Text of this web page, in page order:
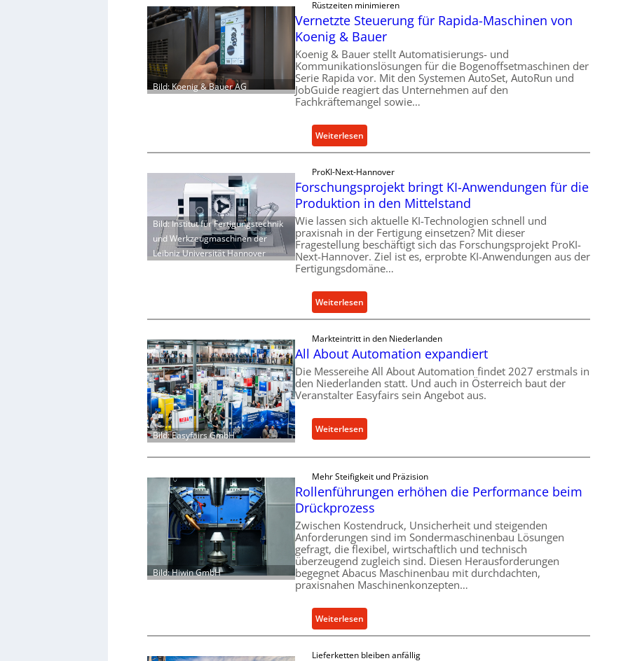
Bild: Koenig & Bauer AG
Rüstzeiten minimieren
Vernetzte Steuerung für Rapida-Maschinen von
Koenig & Bauer
Koenig & Bauer stellt Automatisierungs- und
Kommunikationslösungen für die Bogenoffsetmaschinen der
Serie Rapida vor. Mit den Systemen AutoSet, AutoRun und
JobGuide reagiert das Unternehmen auf den
Fachkräftemangel sowie…
Weiterlesen:
V
r
n
e
t
z
t
e
e
e
r
u
n
g
ü
r
R
a
p
i
a
-
M
a
s
c
h
i
n
Bild: Institut für Fertigungstechnik
und Werkzeugmaschinen der
Leibniz Universität Hannover
ProKI-Next-Hannover
Forschungsprojekt bringt KI-Anwendungen für die
Produktion in den Mittelstand
Wie lassen sich aktuelle KI-Technologien schnell und
praxisnah in der Fertigung einsetzen? Mit dieser
Fragestellung beschäftigt sich das Forschungsprojekt ProKI-
Next-Hannover. Ziel ist es, erprobte KI-Anwendungen aus der
Fertigungsdomäne…
Weiterlesen:
F
r
s
c
h
n
g
r
o
j
e
k
t
b
r
n
g
t
K
Bild: Easyfairs GmbH
Markteintritt in den Niederlanden
All About Automation expandiert
Die Messereihe All About Automation findet 2027 erstmals in
den Niederlanden statt. Und auch in Österreich baut der
Veranstalter Easyfairs sein Angebot aus.
Weiterlesen:
A
l
l
A
o
u
t
A
u
t
o
m
a
Bild: Hiwin GmbH
Mehr Steifigkeit und Präzision
Rollenführungen erhöhen die Performance beim
Drückprozess
Zwischen Kostendruck, Unsicherheit und steigenden
Anforderungen sind im Sondermaschinenbau Lösungen
gefragt, die flexibel, wirtschaftlich und technisch
überzeugend zugleich sind. Diesen Herausforderungen
begegnet Abacus Maschinenbau mit durchdachten,
praxisnahen Maschinenkonzepten…
Weiterlesen:
R
Lieferketten bleiben anfällig